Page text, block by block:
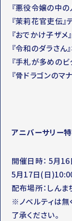
『悪役令嬢の中の
『茉莉花官吏伝』
『おでかけ子ザメ
『令和のダラさん
『手札が多めのビ
『骨ドラゴンのマ
アニバーサリー
開催日時： 5月
5月17日(日
配布場所：しん
※ノベルティは無
了承ください。